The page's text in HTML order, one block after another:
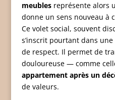
meublesreprésente alors
donne un sens nouveau à
Ce volet social, souvent
s’inscrit pourtant dans
de respect. Il permet de
douloureuse — comme
appartement après un
de valeurs.